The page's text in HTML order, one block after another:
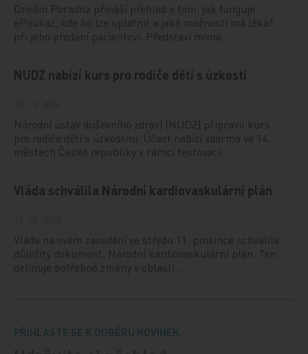
Dnešní Poradna přináší přehled o tom, jak funguje
ePoukaz, kde ho lze uplatnit a jaké možnosti má lékař
při jeho předání pacientovi. Představí mimo…
NUDZ nabízí kurs pro rodiče dětí s úzkostí
Národní ústav duševního zdraví (NUDZ) připravil kurs
pro rodiče dětí s úzkostmi. Účast nabízí zdarma ve 14
městech České republiky v rámci testovací…
Vláda schválila Národní kardiovaskulární plán
Vláda na svém zasedání ve středu 11. prosince schválila
důležitý dokument, Národní kardiovaskulární plán. Ten
definuje potřebné změny v oblasti…
PŘIHLASTE SE K ODBĚRU NOVINEK.